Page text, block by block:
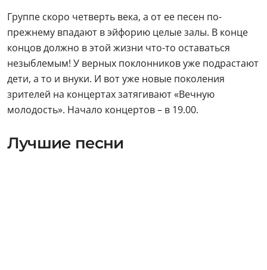
Группе скоро четверть века, а от ее песен по-
прежнему впадают в эйфорию целые залы. В конце
концов должно в этой жизни что-то оставаться
незыблемым! У верных поклонников уже подрастают
дети, а то и внуки. И вот уже новые поколения
зрителей на концертах затягивают «Вечную
молодость». Начало концертов – в 19.00.
Лучшие песни